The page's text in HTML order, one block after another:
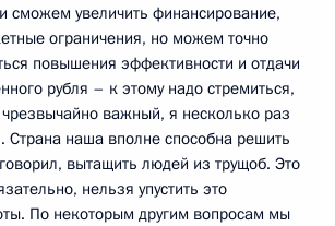
сможем увеличить финансирование,
ограничения, но можем точно
повышения эффективности и отдачи
рубля – к этому надо стремиться,
чрезвычайно важный, я несколько раз
Страна наша вполне способна решить
вытащить людей из трущоб. Это
нельзя упустить это
По некоторым другим вопросам мы